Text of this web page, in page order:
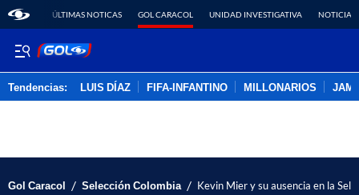
ÚLTIMAS NOTICAS GOL CARACOL UNIDAD INVESTIGATIVA NOTICIAS
Tendencias: LUIS DÍAZ FIFA-INFANTINO MILLONARIOS
Gol Caracol / Selección Colombia / Kevin Mier y su ausencia en la